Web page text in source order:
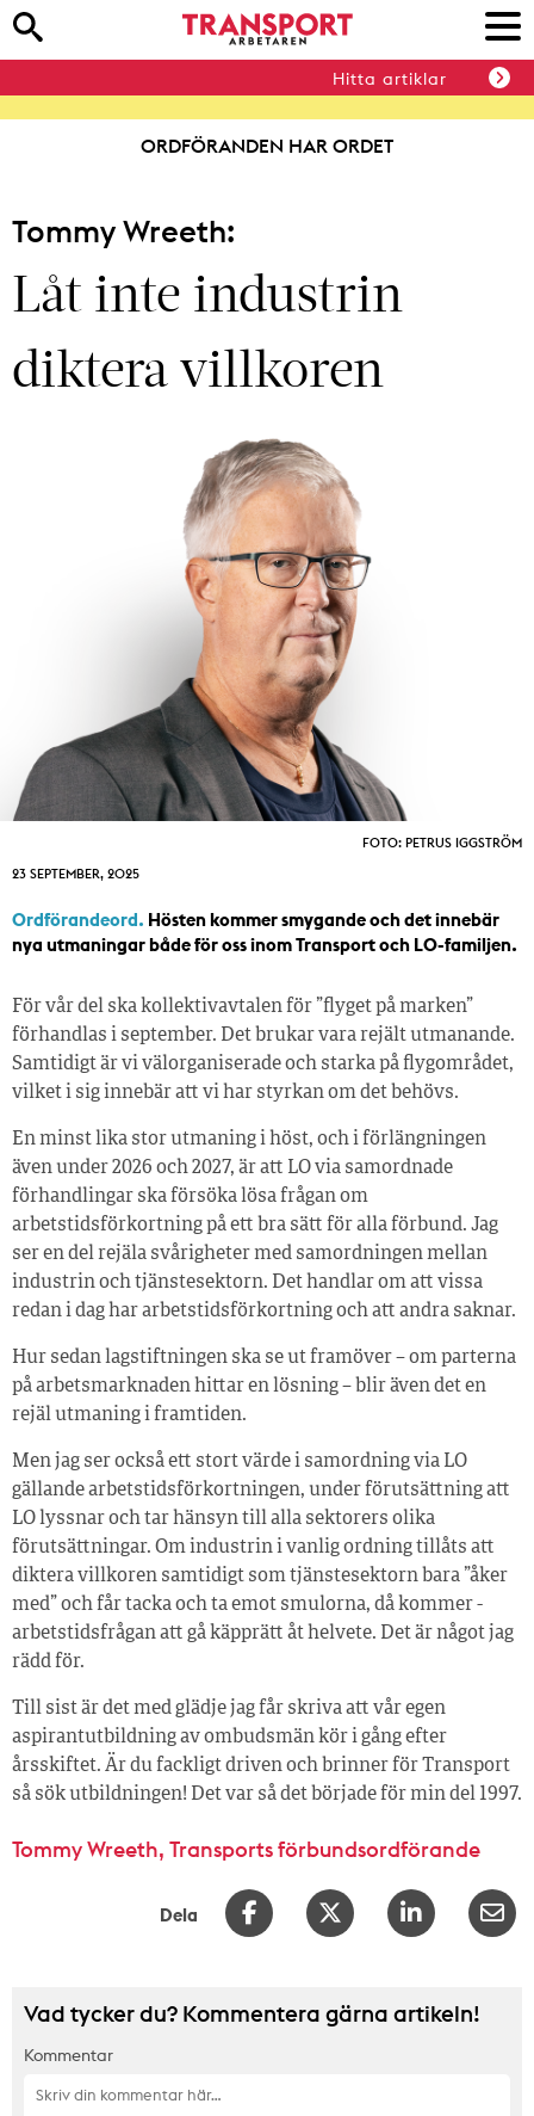
Hitta artiklar
ORDFÖRANDEN HAR ORDET
Tommy Wreeth:
Låt inte industrin
diktera villkoren
FOTO: PETRUS IGGSTRÖM
23 SEPTEMBER, 2025
Ordförandeord. Hösten kommer smygande och det innebär
nya utmaningar både för oss inom Transport och LO-familjen.
För vår del ska kollektivavtalen för ”flyget på marken”
förhandlas i september. Det brukar vara rejält utmanande.
Samtidigt är vi välorganiserade och starka på flygområdet,
vilket i sig innebär att vi har styrkan om det behövs.
En minst lika stor utmaning i höst, och i förlängningen
även under 2026 och 2027, är att LO via samordnade
förhandlingar ska försöka lösa frågan om
arbetstidsförkortning på ett bra sätt för alla förbund. Jag
ser en del rejäla svårigheter med samordningen mellan
industrin och tjänstesektorn. Det handlar om att vissa
redan i dag har arbetstidsförkortning och att andra saknar.
Hur sedan lagstiftningen ska se ut fram­över – om parterna
på arbetsmarknaden hittar en lösning – blir även det en
rejäl utmaning i framtiden.
Men jag ser också ett stort värde i samordning via LO
gällande arbetstidsförkortningen, under förutsättning att
LO lyssnar och tar hänsyn till alla sektorers olika
förutsättningar. Om industrin i vanlig ordning tillåts att
diktera villkoren samtidigt som tjänstesektorn bara ”åker
med” och får tacka och ta emot smulorna, då kommer ­
arbetstidsfrågan att gå käpprätt åt helvete. Det är något jag
rädd för.
Till sist är det med glädje jag får skriva att vår egen
aspirantutbildning av ombudsmän kör i gång efter
årsskiftet. Är du fackligt driven och brinner för Transport
så sök utbildningen! Det var så det började för min del 1997.
Tommy Wreeth, Transports förbundsordförande
Dela
Vad tycker du? Kommentera gärna artikeln!
Kommentar